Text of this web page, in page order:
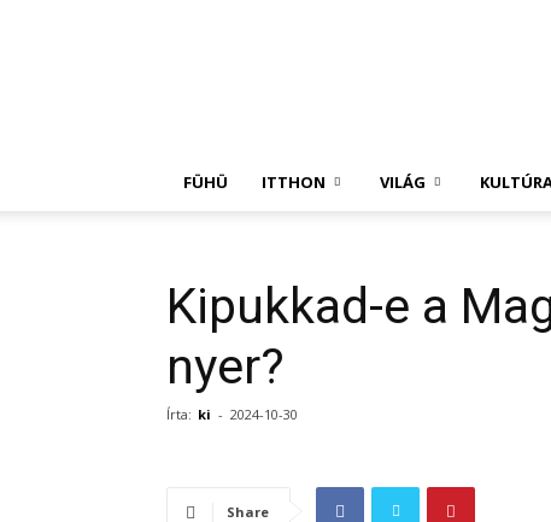
FÜHÜ ITTHON VILÁG
Kipukkad-e a
nyer?
Írta: ki - 2024-10-30
Share